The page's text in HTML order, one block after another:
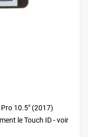
10.5" (2017)
le Touch ID - voir